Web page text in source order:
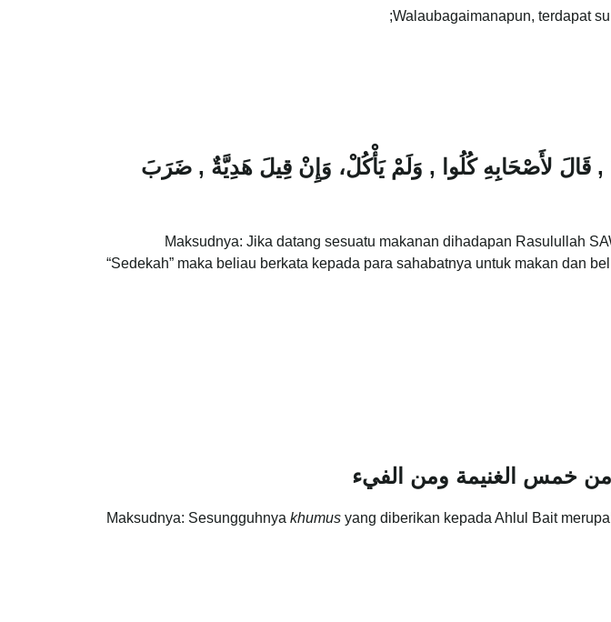
Walaubagaimanapun, terdapat
لأَصْحَابِهِ كُلُوا‏ ,‏ وَلَمْ يَأْكُلْ، وَإِنْ قِيلَ هَدِيَّةٌ‏ ,‏ ضَرَبَ
Maksudnya: Jika datang sesuatu makanan dihadapan Rasulullah
“Sedekah” maka beliau berkata kepada para sahabatnya untuk makan dan
خمس الغنيمة ومن الفيء
Maksudnya: Sesungguhnya khumus yang diberikan kepada Ahlul Bait